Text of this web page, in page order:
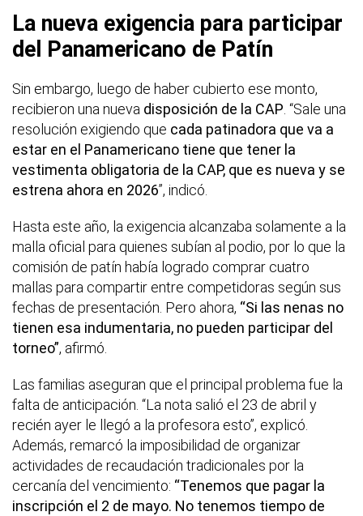
La nueva exigencia para participar
del Panamericano de Patín
Sin embargo, luego de haber cubierto ese monto,
recibieron una nueva disposición de la CAP . “Sale una
resolución exigiendo que cada patinadora que va a
estar en el Panamericano tiene que tener la
vestimenta obligatoria de la CAP, que es nueva y se
estrena ahora en 2026”, indicó.
Hasta este año, la exigencia alcanzaba solamente a la
malla oficial para quienes subían al podio, por lo que la
comisión de patín había logrado comprar cuatro
mallas para compartir entre competidoras según sus
fechas de presentación. Pero ahora, “Si las nenas no
tienen esa indumentaria, no pueden participar del
torneo”, afirmó.
Las familias aseguran que el principal problema fue la
falta de anticipación. “La nota salió el 23 de abril y
recién ayer le llegó a la profesora esto”, explicó.
Además, remarcó la imposibilidad de organizar
actividades de recaudación tradicionales por la
cercanía del vencimiento: “Tenemos que pagar la
inscripción el 2 de mayo. No tenemos tiempo de